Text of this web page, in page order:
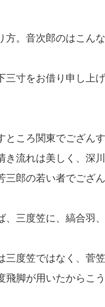
。音次郎のはこんな
三寸をお借り申し上
ところ関東でござん
流れは美しく、深
郎の若い者でござん
三度笠に、縞合羽、
三度笠ではなく、菅
脚が用いたからこ